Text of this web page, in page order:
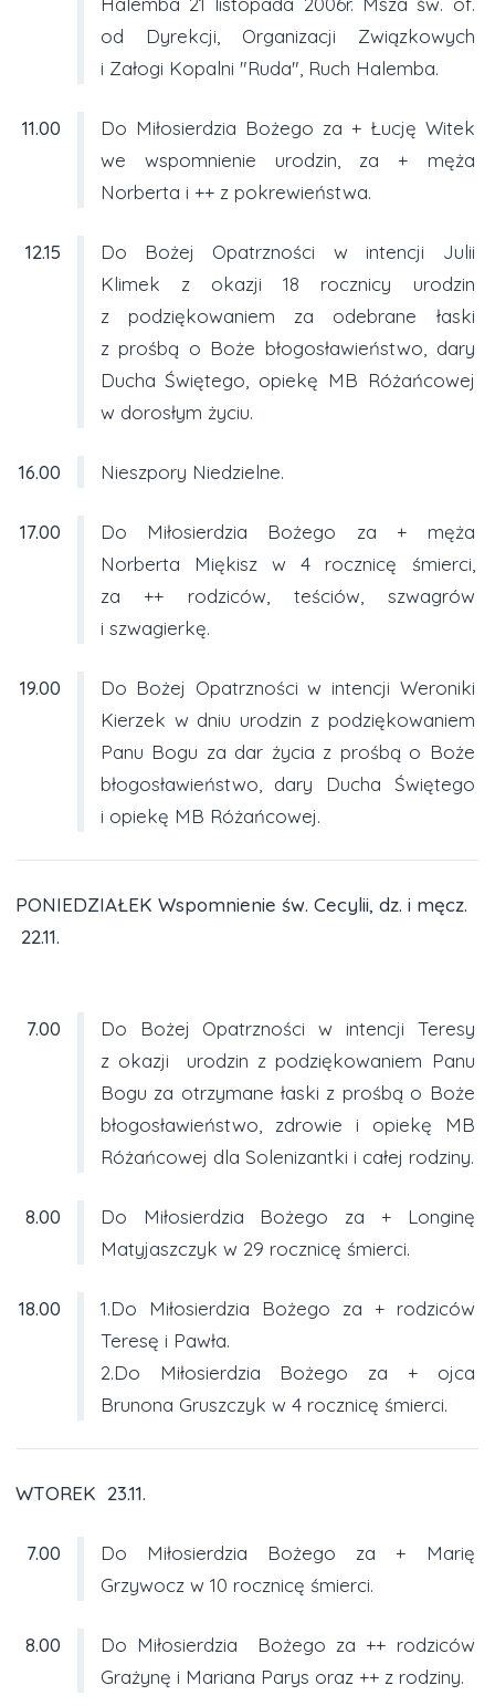
od Dyrekcji, Organizacji Związkowych
i Załogi Kopalni "Ruda", Ruch Halemba.
11.00
Do Miłosierdzia Bożego za + Łucję Witek
we wspomnienie urodzin, za + męża
Norberta i ++ z pokrewieństwa.
12.15
Do Bożej Opatrzności w intencji Julii
Klimek z okazji 18 rocznicy urodzin
z podziękowaniem za odebrane łaski
z prośbą o Boże błogosławieństwo, dary
Ducha Świętego, opiekę MB Różańcowej
w dorosłym życiu.
16.00 Nieszpory Niedzielne.
17.00
Do Miłosierdzia Bożego za + męża
Norberta Miękisz w 4 rocznicę śmierci,
za ++ rodziców, teściów, szwagrów
i szwagierkę.
19.00
Do Bożej Opatrzności w intencji Weroniki
Kierzek w dniu urodzin z podziękowaniem
Panu Bogu za dar życia z prośbą o Boże
błogosławieństwo, dary Ducha Świętego
i opiekę MB Różańcowej.
PONIEDZIAŁEK Wspomnienie św. Cecylii, dz. i męcz.
22.11.
7.00
Do Bożej Opatrzności w intencji Teresy
z okazji urodzin z podziękowaniem Panu
Bogu za otrzymane łaski z prośbą o Boże
błogosławieństwo, zdrowie i opiekę MB
Różańcowej dla Solenizantki i całej rodziny.
8.00
Do Miłosierdzia Bożego za + Longinę
Matyjaszczyk w 29 rocznicę śmierci.
18.00
1.Do Miłosierdzia Bożego za + rodziców
Teresę i Pawła.
2.Do Miłosierdzia Bożego za + ojca
Brunona Gruszczyk w 4 rocznicę śmierci.
WTOREK 23.11.
7.00
Do Miłosierdzia Bożego za + Marię
Grzywocz w 10 rocznicę śmierci.
8.00
Do Miłosierdzia Bożego za ++ rodziców
Grażynę i Mariana Parys oraz ++ z rodziny.